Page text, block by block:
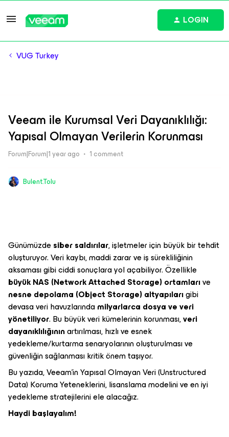
LOGIN
VUG Turkey
Veeam ile Kurumsal Veri Dayanıklılığı:
Yapısal Olmayan Verilerin Korunması
Forum|Forum|1 year ago 1 comment
Bulent.Tolu
Günümüzdesiber saldırılar, işletmeler için büyük bir tehdit
oluşturuyor. Veri kaybı, maddi zarar ve iş sürekliliğinin
aksaması gibi ciddi sonuçlara yol açabiliyor. Özellikle
büyük NAS (Network Attached Storage) ortamlarıve
nesne depolama (Object Storage) altyapılarıgibi
devasa veri havuzlarındamilyarlarca dosya ve veri
yönetiliyor. Bu büyük veri kümelerinin korunması,veri
dayanıklılığınınartırılması, hızlı ve esnek
yedekleme/kurtarma senaryolarının oluşturulması ve
güvenliğin sağlanması kritik önem taşıyor.
Bu yazıda, Veeam'in Yapısal Olmayan Veri (Unstructured
Data) Koruma Yeteneklerini, lisanslama modelini ve en iyi
yedekleme stratejilerini ele alacağız.
Haydi başlayalım!